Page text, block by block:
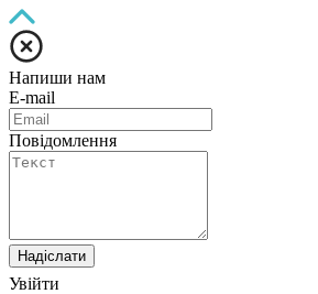
Напиши нам
E-mail
Повідомлення
Надіслати
Увійти